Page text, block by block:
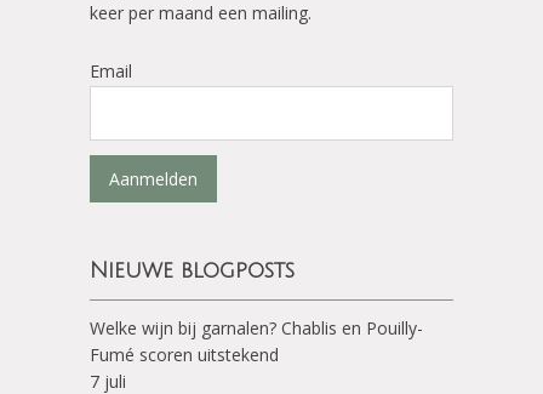
keer per maand een mailing.
Email
Aanmelden
Nieuwe blogposts
Welke wijn bij garnalen? Chablis en Pouilly-
Fumé scoren uitstekend
7 juli